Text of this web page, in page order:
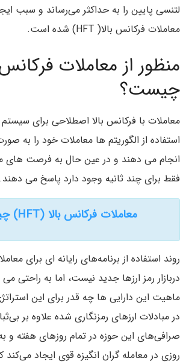
لتنسی پایین را به حداکثر می‌رساند و سبب
معاملات فرکانس بالا( HFT) شده است.
منظور از معاملات فرکانس
چیست؟
معاملات با فرکانس بالا اصطلاحی برای
استفاده از الگوریتم ها معاملات خود را به
انجام می دهند و در عین حال به فرصت های
فقط برای چند ثانیه وجود دارد پاسخ می دهند.
معاملات فرکانس بالا (HFT) چیست؟
روند استفاده از برنامه‌های رایانه ای برای
دربازار رمز ارزها جدید نیست، اما به راحتی
ماهیت این دارایی ها چه قدر برای این
در مبادلات ارزهای رمزنگاری شده علاوه بر
صرافی‌های این حوزه در تمام روزهای هفته و
روزی در معامله گران انگیزه قوی ایجاد می‌کند